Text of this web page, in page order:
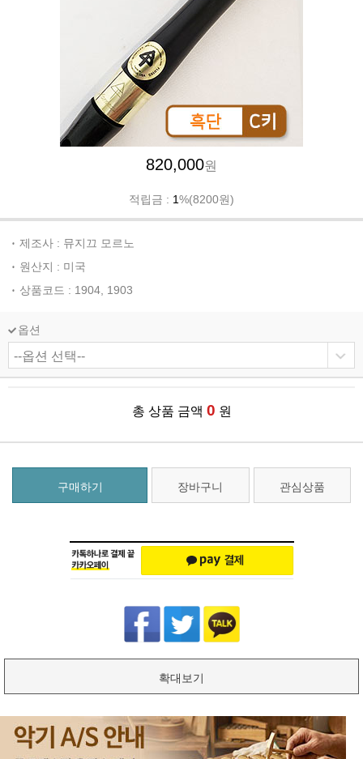
820,000원
적립금 : 1%(8200원)
제조사 : 뮤지끄 모르노
원산지 : 미국
상품코드 : 1904, 1903
옵션
총 상품 금액 0 원
구매하기 장바구니 관심상품
확대보기